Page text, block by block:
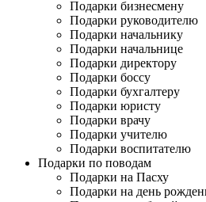
Подарки бизнесмену
Подарки руководителю
Подарки начальнику
Подарки начальнице
Подарки директору
Подарки боссу
Подарки бухгалтеру
Подарки юристу
Подарки врачу
Подарки учителю
Подарки воспитателю
Подарки по поводам
Подарки на Пасху
Подарки на день